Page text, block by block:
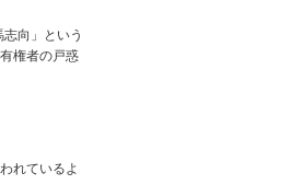
向」という
権者の戸惑
れているよ